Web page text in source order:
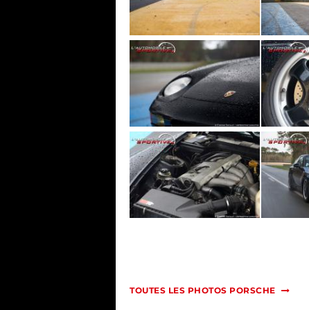
TOUTES LES PHOTOS PORSCHE